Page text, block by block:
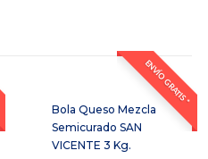
ENVÍO GRATIS *
Bola Queso Mezcla
Semicurado SAN
VICENTE 3 Kg.